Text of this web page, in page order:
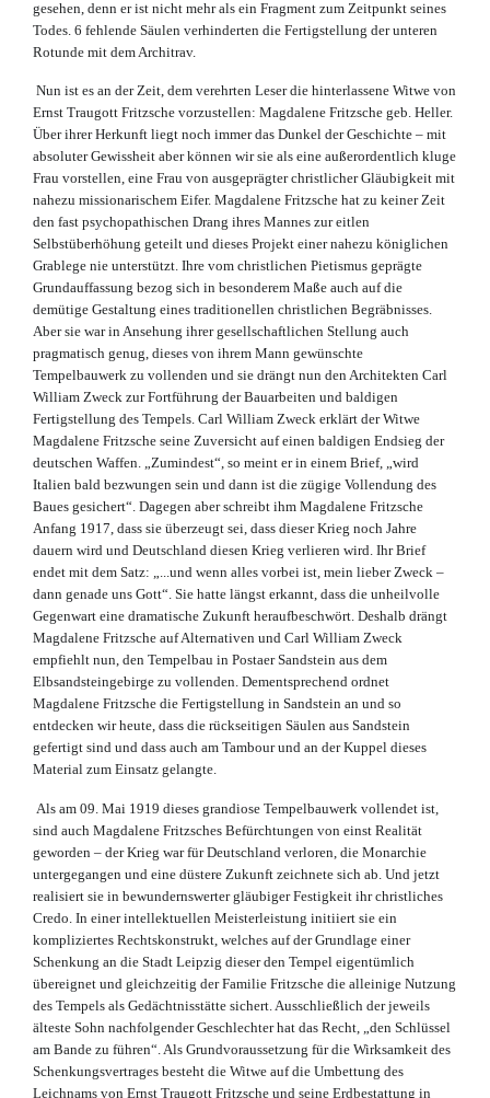
gesehen, denn er ist nicht mehr als ein Fragment zum Zeitpunkt seines
Todes. 6 fehlende Säulen verhinderten die Fertigstellung der unteren
Rotunde mit dem Architrav.
Nun ist es an der Zeit, dem verehrten Leser die hinterlassene Witwe von
Ernst Traugott Fritzsche vorzustellen: Magdalene Fritzsche geb. Heller.
Über ihrer Herkunft liegt noch immer das Dunkel der Geschichte – mit
absoluter Gewissheit aber können wir sie als eine außerordentlich kluge
Frau vorstellen, eine Frau von ausgeprägter christlicher Gläubigkeit mit
nahezu missionarischem Eifer. Magdalene Fritzsche hat zu keiner Zeit
den fast psychopathischen Drang ihres Mannes zur eitlen
Selbstüberhöhung geteilt und dieses Projekt einer nahezu königlichen
Grablege nie unterstützt. Ihre vom christlichen Pietismus geprägte
Grundauffassung bezog sich in besonderem Maße auch auf die
demütige Gestaltung eines traditionellen christlichen Begräbnisses.
Aber sie war in Ansehung ihrer gesellschaftlichen Stellung auch
pragmatisch genug, dieses von ihrem Mann gewünschte
Tempelbauwerk zu vollenden und sie drängt nun den Architekten Carl
William Zweck zur Fortführung der Bauarbeiten und baldigen
Fertigstellung des Tempels. Carl William Zweck erklärt der Witwe
Magdalene Fritzsche seine Zuversicht auf einen baldigen Endsieg der
deutschen Waffen. „Zumindest“, so meint er in einem Brief, „wird
Italien bald bezwungen sein und dann ist die zügige Vollendung des
Baues gesichert“. Dagegen aber schreibt ihm Magdalene Fritzsche
Anfang 1917, dass sie überzeugt sei, dass dieser Krieg noch Jahre
dauern wird und Deutschland diesen Krieg verlieren wird. Ihr Brief
endet mit dem Satz: „...und wenn alles vorbei ist, mein lieber Zweck –
dann genade uns Gott“. Sie hatte längst erkannt, dass die unheilvolle
Gegenwart eine dramatische Zukunft heraufbeschwört. Deshalb drängt
Magdalene Fritzsche auf Alternativen und Carl William Zweck
empfiehlt nun, den Tempelbau in Postaer Sandstein aus dem
Elbsandsteingebirge zu vollenden. Dementsprechend ordnet
Magdalene Fritzsche die Fertigstellung in Sandstein an und so
entdecken wir heute, dass die rückseitigen Säulen aus Sandstein
gefertigt sind und dass auch am Tambour und an der Kuppel dieses
Material zum Einsatz gelangte.
Als am 09. Mai 1919 dieses grandiose Tempelbauwerk vollendet ist,
sind auch Magdalene Fritzsches Befürchtungen von einst Realität
geworden – der Krieg war für Deutschland verloren, die Monarchie
untergegangen und eine düstere Zukunft zeichnete sich ab. Und jetzt
realisiert sie in bewundernswerter gläubiger Festigkeit ihr christliches
Credo. In einer intellektuellen Meisterleistung initiiert sie ein
kompliziertes Rechtskonstrukt, welches auf der Grundlage einer
Schenkung an die Stadt Leipzig dieser den Tempel eigentümlich
übereignet und gleichzeitig der Familie Fritzsche die alleinige Nutzung
des Tempels als Gedächtnisstätte sichert. Ausschließlich der jeweils
älteste Sohn nachfolgender Geschlechter hat das Recht, „den Schlüssel
am Bande zu führen“. Als Grundvoraussetzung für die Wirksamkeit des
Schenkungsvertrages besteht die Witwe auf die Umbettung des
Leichnams von Ernst Traugott Fritzsche und seine Erdbestattung in